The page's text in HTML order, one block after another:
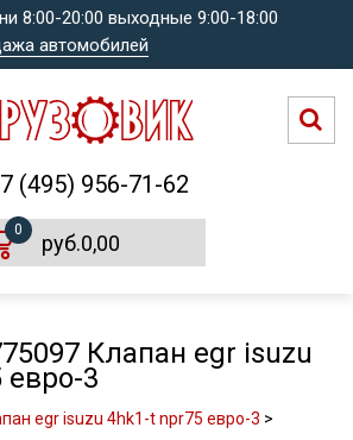
8:00-20:00 выходные 9:00-18:00
автомобилей
(495) 956-71-62
0
руб.0,00
Клапан egr isuzu
евро-3
egr isuzu 4hk1-t npr75 евро-3 >